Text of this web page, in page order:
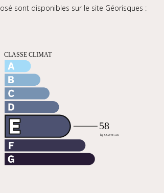
sont disponibles sur le site Géorisques :